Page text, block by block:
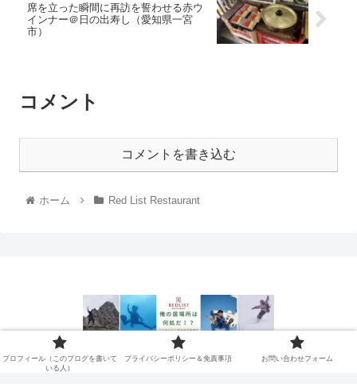
席を立った瞬間に再訪を誓わせる赤ウ
インナー＠日の出寿し（愛知県一宮
市）
コメント
コメントを書き込む
ホーム Red List Restaurant
プロフィール（このブログを書
いている人）
プライバシーポリシー＆免責事
プロフィール（このブログを書いて
いる人）
プライバシーポリシー＆免責事項 お問い合わせフォーム